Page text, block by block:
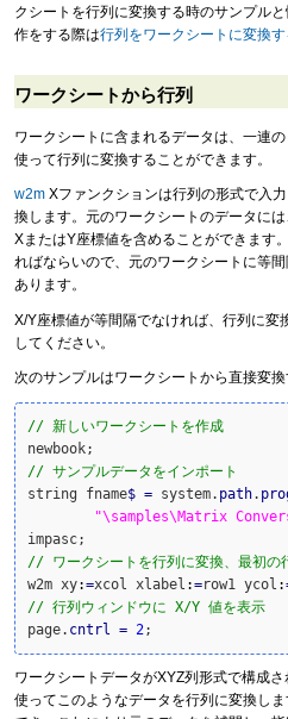
クシートを行列に変換する時のサンプル
作をする際は行列をワークシートに変換す
ワークシートから行列
ワークシートに含まれるデータは、一連の
使って行列に変換することができます。
w2m Xファンクションは行列の形式で入
換します。元のワークシートのデータに
XまたはY座標値を含めることができます
ればならいので、元のワークシートに等
あります。
X/Y座標値が等間隔でなければ、行列に変
してください。
次のサンプルはワークシートから直接変換
// 新しいワークシートを作成
// サンプルデータをインポート
string fname$ = system. path.
"\samples\Matrix
// ワークシートを行列に変換、最初の
w2m xy:=xcol xlabel :=row1 ycol :
// 行列ウィンドウに X/Y 値を表示
page. cntrl = 2;
ワークシートデータがXYZ列形式で構成
使ってこのようなデータを行列に変換し